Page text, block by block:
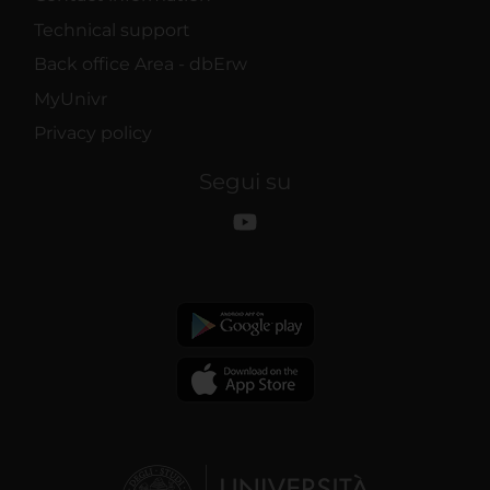
Technical support
Back office Area - dbErw
MyUnivr
Privacy policy
Segui su